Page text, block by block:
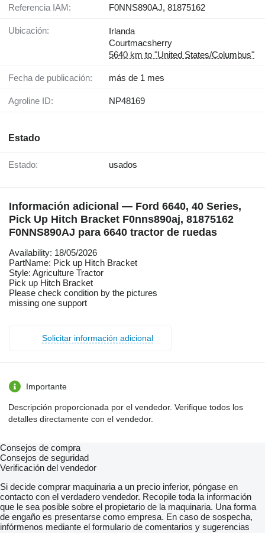
Referencia IAM: F0NNS890AJ, 81875162
Ubicación:
Irlanda
Courtmacsherry
5640 km to "United States/Columbus"
Fecha de publicación: más de 1 mes
Agroline ID: NP48169
Estado
Estado: usados
Información adicional — Ford 6640, 40 Series,
Pick Up Hitch Bracket F0nns890aj, 81875162
F0NNS890AJ para 6640 tractor de ruedas
Availability: 18/05/2026
PartName: Pick up Hitch Bracket
Style: Agriculture Tractor
Pick up Hitch Bracket
Please check condition by the pictures
missing one support
Solicitar información adicional
Importante
Descripción proporcionada por el vendedor. Verifique todos los
detalles directamente con el vendedor.
Consejos de compra
Consejos de seguridad
Verificación del vendedor
Si decide comprar maquinaria a un precio inferior, póngase en
contacto con el verdadero vendedor. Recopile toda la información
que le sea posible sobre el propietario de la maquinaria. Una forma
de engaño es presentarse como empresa. En caso de sospecha,
infórmenos mediante el formulario de comentarios y sugerencias